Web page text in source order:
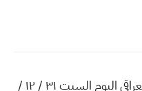
اسعار صرف الدولار مقابل الدينار العراقي اليوم السبت ٣١ / ١٢ /